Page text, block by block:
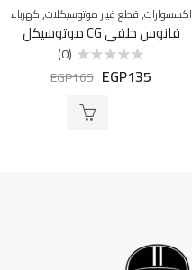
اكسسوارات,قطع غيار موتوسيكلات,كهرباء
فانوس خلفي CG موتوسيكل
التقييم
(0)
EGP135
EGP165